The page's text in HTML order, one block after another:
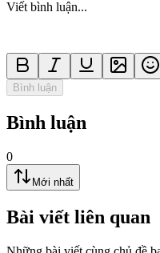
Viết bình luận...
Bình luận
Bình luận
0
Mới nhất
Bài viết liên quan